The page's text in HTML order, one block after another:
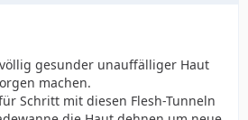
gesunder unauffälliger Haut
machen.
Schritt mit diesen Flesh-Tunneln